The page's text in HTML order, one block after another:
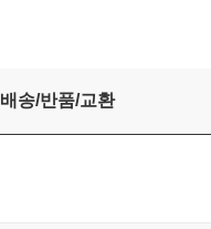
배송/반품/교환